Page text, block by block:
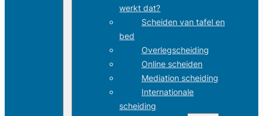
werkt dat?
Scheiden van tafel en
bed
Overlegscheiding
Online scheiden
Mediation scheiding
Internationale
scheiding